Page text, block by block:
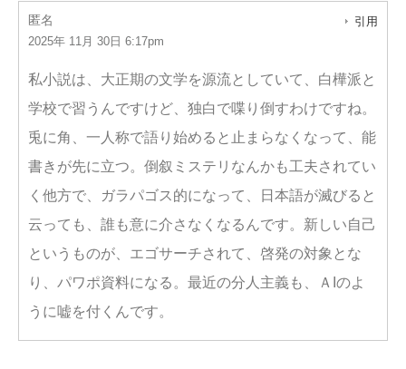
匿名
2025年 11月 30日 6:17pm
引用
私小説は、大正期の文学を源流としていて、白樺派と
学校で習うんですけど、独白で喋り倒すわけですね。
兎に角、一人称で語り始めると止まらなくなって、能
書きが先に立つ。倒叙ミステリなんかも工夫されてい
く他方で、ガラパゴス的になって、日本語が滅びると
云っても、誰も意に介さなくなるんです。新しい自己
というものが、エゴサーチされて、啓発の対象とな
り、パワポ資料になる。最近の分人主義も、ＡIのよ
うに嘘を付くんです。